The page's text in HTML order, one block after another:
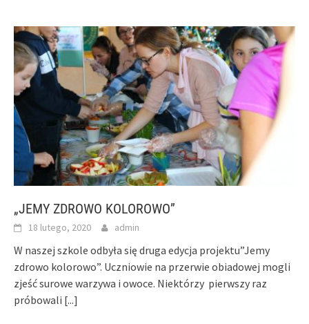
„JEMY ZDROWO KOLOROWO”
18 lutego, 2020 admin
W naszej szkole odbyła się druga edycja projektu”Jemy
zdrowo kolorowo”. Uczniowie na przerwie obiadowej mogli
zjeść surowe warzywa i owoce. Niektórzy pierwszy raz
próbowali [...]